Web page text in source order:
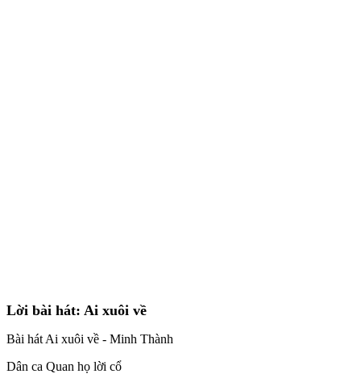
Lời bài hát: Ai xuôi về
Bài hát Ai xuôi về - Minh Thành
Dân ca Quan họ lời cổ